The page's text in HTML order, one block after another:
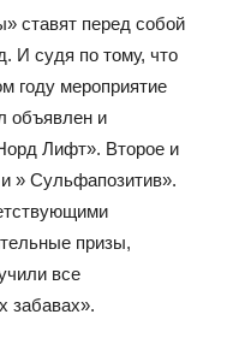
ставят перед собой
И судя по тому, что
году мероприятие
объявлен и
Лифт». Второе и
» Сульфапозитив».
призы,
все
забавах».